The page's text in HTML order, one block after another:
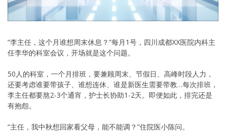
“李主任，这个月谁想周末休息？”每月1号，四川成都XX医院内科主
任李华的科室会议，开场就是这个问题。
50人的科室，一个月排班，要兼顾周末、节假日、高峰时段人力，
还要考虑谁要带孩子、谁想连休、谁是新医生需要带教…每次排班，
李主任都要熬2-3个通宵，护士长协助1-2天。即便如此，排完还是
有抱怨。
“主任，我中秋想回家看父母，能不能调？”住院医小陈问。